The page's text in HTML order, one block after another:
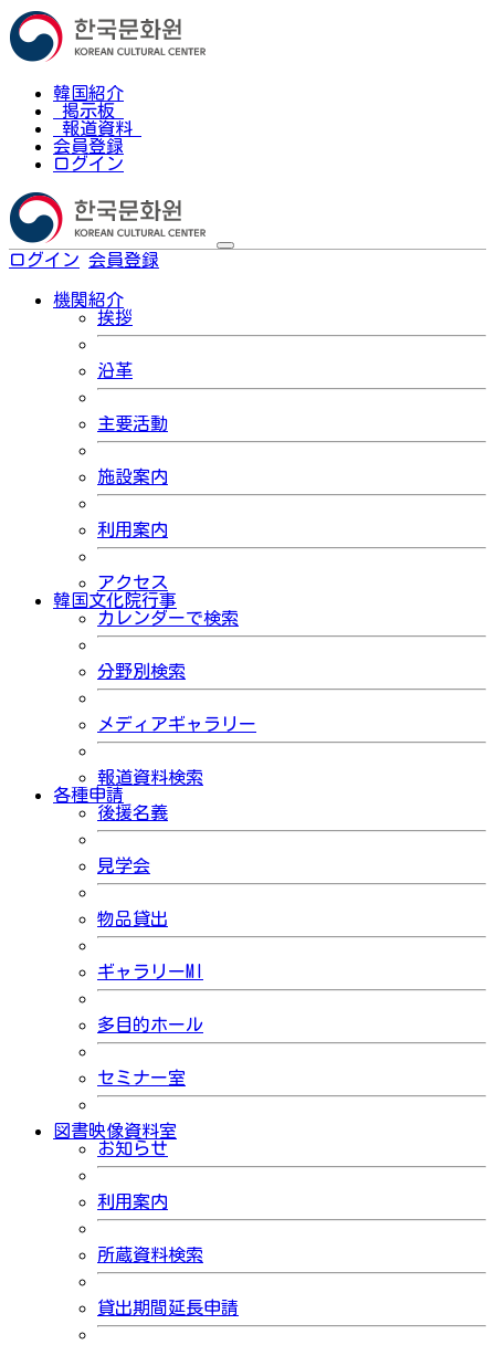
韓国紹介
掲示板
報道資料
会員登録
ログイン
ログイン 会員登録
機関紹介
挨拶
沿革
主要活動
施設案内
利用案内
アクセス
韓国文化院行事
カレンダーで検索
分野別検索
メディアギャラリー
報道資料検索
各種申請
後援名義
見学会
物品貸出
ギャラリーMI
多目的ホール
セミナー室
図書映像資料室
お知らせ
利用案内
所蔵資料検索
貸出期間延長申請